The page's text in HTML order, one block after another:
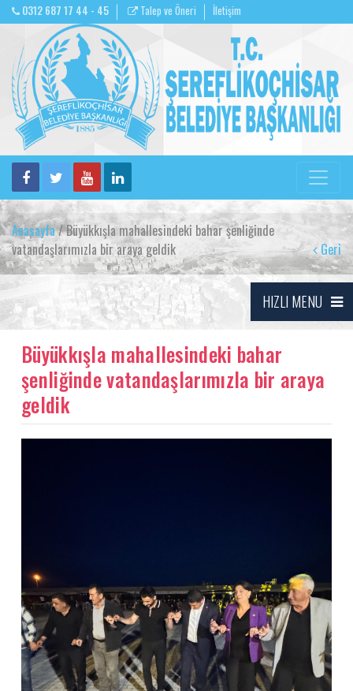
0312 687 17 44 - 45 Talep ve Öneri İletişim
Anasayfa/ Büyükkışla mahallesindeki bahar şenliğinde
vatandaşlarımızla bir araya geldik
Geri
HIZLI MENU
Büyükkışla mahallesindeki bahar
şenliğinde vatandaşlarımızla bir araya
geldik